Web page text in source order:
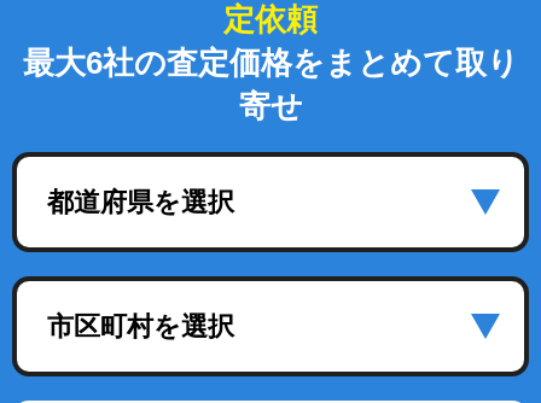
定依頼
最大6社の査定価格をまとめて取り
寄せ
都道府県を選択
市区町村を選択